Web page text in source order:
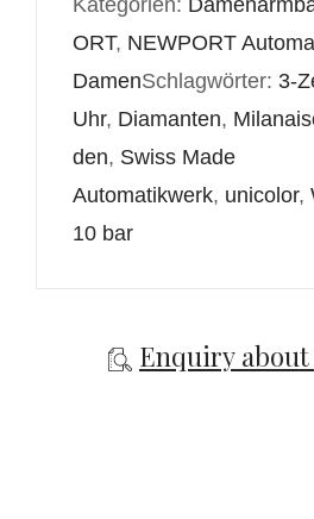
ORT, NEWPORT
DamenSchlagwörter: 3-
Uhr, Diamanten,
den, Swiss Made
Automatikwerk, unicolor,
10 bar
Enquiry